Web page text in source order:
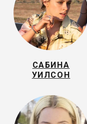
САБИНА
УИЛСОН